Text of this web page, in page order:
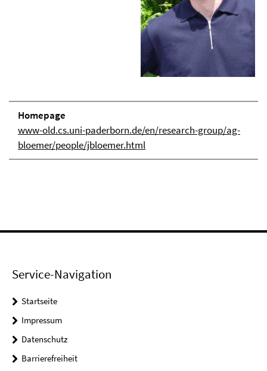
Homepage
www-old.cs.uni-paderborn.de/en/research-group/ag-
bloemer/people/jbloemer.html
Service-Navigation
Startseite
Impressum
Datenschutz
Barrierefreiheit